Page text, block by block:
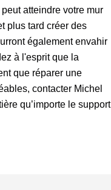
atteindre votre mur
plus tard créer des
également envahir
à l'esprit que la
que réparer une
contacter Michel
qu’importe le support